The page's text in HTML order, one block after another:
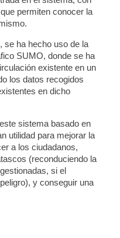
permiten conocer la
se ha hecho uso de la
SUMO, donde se ha
existente en un
los datos recogidos
en dicho
sistema basado en
utilidad para mejorar la
a los ciudadanos,
(reconduciendo la
si el
y conseguir una